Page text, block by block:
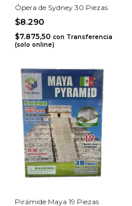
Ópera de Sydney 30 Piezas
$8.290
$7.875,50 con Transferencia
(solo online)
Pirámide Maya 19 Piezas